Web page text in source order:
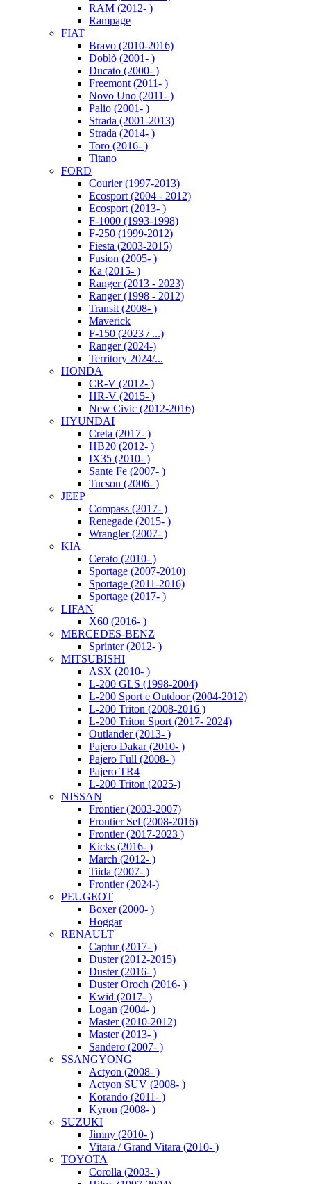
RAM (2012- )
Rampage
FIAT
Bravo (2010-2016)
Doblò (2001- )
Ducato (2000- )
Freemont (2011- )
Novo Uno (2011- )
Palio (2001- )
Strada (2001-2013)
Strada (2014- )
Toro (2016- )
Titano
FORD
Courier (1997-2013)
Ecosport (2004 - 2012)
Ecosport (2013- )
F-1000 (1993-1998)
F-250 (1999-2012)
Fiesta (2003-2015)
Fusion (2005- )
Ka (2015- )
Ranger (2013 - 2023)
Ranger (1998 - 2012)
Transit (2008- )
Maverick
F-150 (2023 / ...)
Ranger (2024-)
Territory 2024/...
HONDA
CR-V (2012- )
HR-V (2015- )
New Civic (2012-2016)
HYUNDAI
Creta (2017- )
HB20 (2012- )
IX35 (2010- )
Sante Fe (2007- )
Tucson (2006- )
JEEP
Compass (2017- )
Renegade (2015- )
Wrangler (2007- )
KIA
Cerato (2010- )
Sportage (2007-2010)
Sportage (2011-2016)
Sportage (2017- )
LIFAN
X60 (2016- )
MERCEDES-BENZ
Sprinter (2012- )
MITSUBISHI
ASX (2010- )
L-200 GLS (1998-2004)
L-200 Sport e Outdoor (2004-2012)
L-200 Triton (2008-2016 )
L-200 Triton Sport (2017- 2024)
Outlander (2013- )
Pajero Dakar (2010- )
Pajero Full (2008- )
Pajero TR4
L-200 Triton (2025-)
NISSAN
Frontier (2003-2007)
Frontier Sel (2008-2016)
Frontier (2017-2023 )
Kicks (2016- )
March (2012- )
Tiida (2007- )
Frontier (2024-)
PEUGEOT
Boxer (2000- )
Hoggar
RENAULT
Captur (2017- )
Duster (2012-2015)
Duster (2016- )
Duster Oroch (2016- )
Kwid (2017- )
Logan (2004- )
Master (2010-2012)
Master (2013- )
Sandero (2007- )
SSANGYONG
Actyon (2008- )
Actyon SUV (2008- )
Korando (2011- )
Kyron (2008- )
SUZUKI
Jimny (2010- )
Vitara / Grand Vitara (2010- )
TOYOTA
Corolla (2003- )